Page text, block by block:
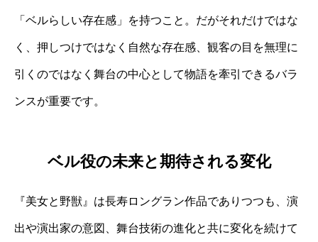
「ベルらしい存在感」を持つこと。だがそれだけではな
く、押しつけではなく自然な存在感、観客の目を無理に
引くのではなく舞台の中心として物語を牽引できるバラ
ンスが重要です。
ベル役の未来と期待される変化
『美女と野獣』は長寿ロングラン作品でありつつも、演
出や演出家の意図、舞台技術の進化と共に変化を続けて